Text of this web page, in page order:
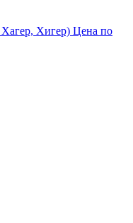
Хагер, Хигер) Цена по